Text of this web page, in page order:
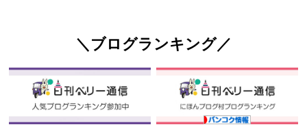
＼ブログランキング／